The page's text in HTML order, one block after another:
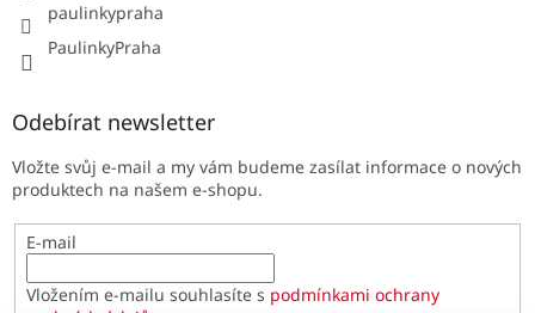
paulinkypraha
PaulinkyPraha
Odebírat newsletter
Vložte svůj e-mail a my vám budeme zasílat informace o nových
produktech na našem e-shopu.
E-mail
Vložením e-mailu souhlasíte s podmínkami ochrany